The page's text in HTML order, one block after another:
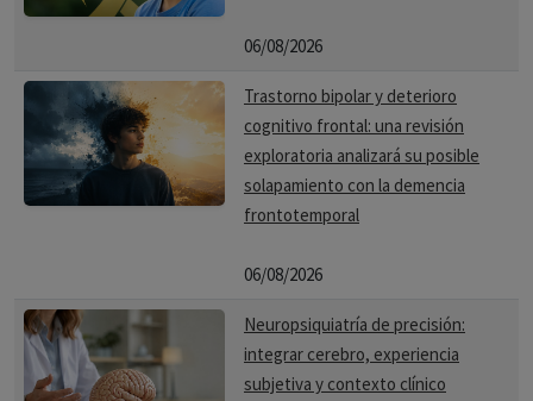
06/08/2026
Trastorno bipolar y deterioro
cognitivo frontal: una revisión
exploratoria analizará su posible
solapamiento con la demencia
frontotemporal
06/08/2026
Neuropsiquiatría de precisión:
integrar cerebro, experiencia
subjetiva y contexto clínico